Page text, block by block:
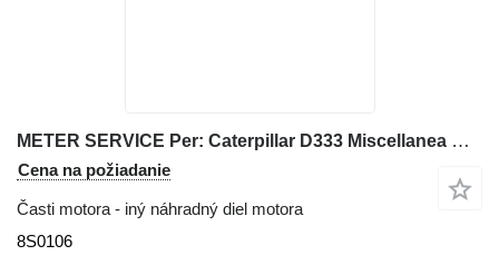
METER SERVICE Per: Caterpillar D333 Miscellanea C 8S0106 na buldozéra
Cena na požiadanie
Časti motora - iný náhradný diel motora
8S0106